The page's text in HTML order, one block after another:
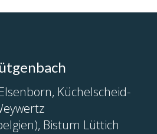
Küchelscheid-
Bistum Lüttich